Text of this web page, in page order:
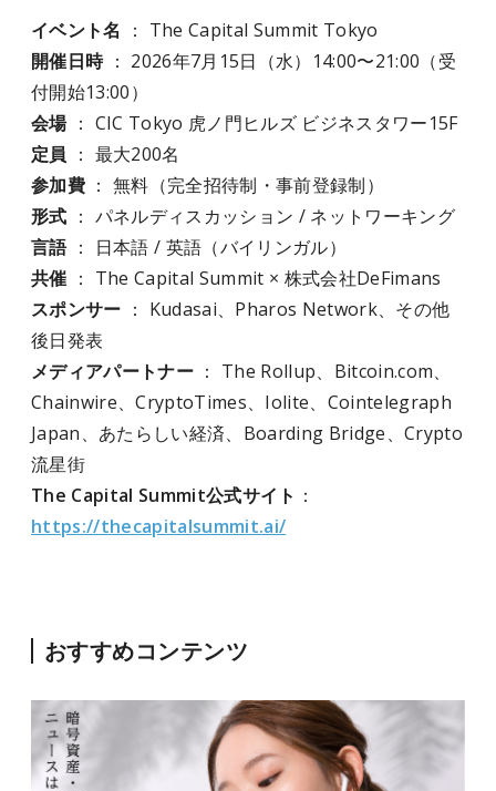
イベント名
： The Capital Summit Tokyo
開催日時： 2026年7月15日（水）14:00〜21:00（受
付開始13:00）
会場： CIC Tokyo 虎ノ門ヒルズ ビジネスタワー15F
定員 ： 最大200名
参加費 ： 無料（完全招待制・事前登録制）
形式 ： パネルディスカッション / ネットワーキング
言語： 日本語 / 英語（バイリンガル）
共催 ： The Capital Summit × 株式会社DeFimans
スポンサー ： Kudasai、Pharos Network、その他
後日発表
メディアパートナー： The Rollup、Bitcoin.com、
Chainwire、CryptoTimes、Iolite、Cointelegraph
Japan、あたらしい経済、Boarding Bridge、Crypto
流星街
The Capital Summit公式サイト ：
https://thecapitalsummit.ai/
おすすめコンテンツ